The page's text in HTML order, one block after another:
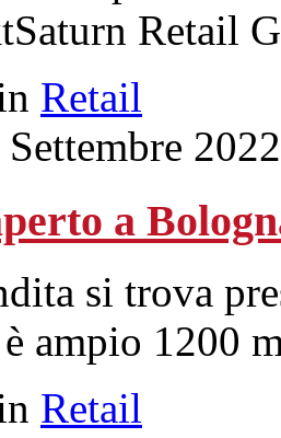
Retail
Retail
a
si trova
ampio 1200
Retail